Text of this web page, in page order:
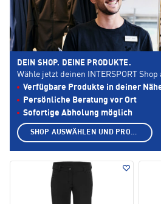
DEIN SHOP. DEINE PRODUKTE.
Wähle jetzt deinen INTERSPORT
Verfügbare Produkte in deiner
Persönliche Beratung vor Ort
Sofortige Abholung möglich
SHOP AUSWÄHLEN UND PRODUKTE ANZEIGEN